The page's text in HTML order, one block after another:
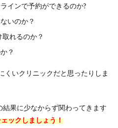
インで予約ができるのか?
いのか？
れるのか？
？
くいクリニックだと思ったりしま
果に少なからず関わってきます
ックしましょう！